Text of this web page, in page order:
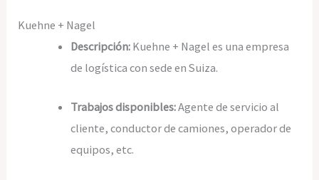
Kuehne + Nagel
Descripción: Kuehne + Nagel es una empresa
de logística con sede en Suiza.
Trabajos disponibles:Agente de servicio al
cliente, conductor de camiones, operador de
equipos, etc.